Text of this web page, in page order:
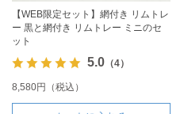
【WEB限定セット】網付き リムトレ
ー 黒と網付き リムトレー ミニのセ
ット
5.0（4）
8,580円（税込）